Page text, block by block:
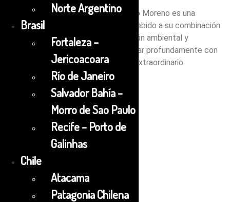
El minitrekking en los Glaciares Perito Moreno es una
experiencia especial recomendada debido a su combinación
de belleza natural, aventura, educación ambiental y
accesibilidad, que te permite conectar profundamente con
un entorno natural verdaderamente extraordinario.
380.00
Fecha de inicio
Duración
Norte Argentino
Brasil
Fortaleza –
Jericoacoara
Río de Janeiro
Salvador Bahía –
Morro de Sao Paulo
Recife – Porto de
Galinhas
Chile
Atacama
Patagonia Chilena